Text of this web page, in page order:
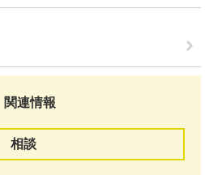
関連情報
相談